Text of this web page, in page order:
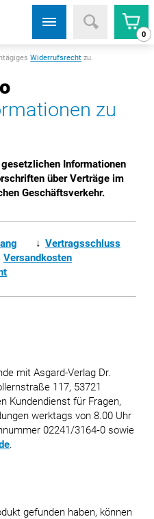
0
Widerrufsrecht zu.
zu
Informationen
über Verträge im
Geschäftsverkehr.
↓ Vertragsschluss
Versandkosten
mit Asgard-Verlag Dr.
117, 53721
Kundendienst für Fragen,
werktags von 8.00 Uhr
02241/3164‑0 sowie
.
gefunden haben, können